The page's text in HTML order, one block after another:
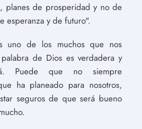
planes de prosperidad y no de
esperanza y de futuro".
uno de los muchos que nos
de Dios es verdadera y
Puede que no siempre
ha planeado para nosotros,
seguros de que será bueno